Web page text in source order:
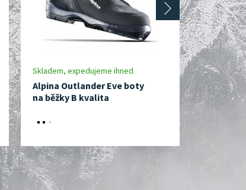
Skladem, expedujeme ihned
Alpina Outlander Eve boty
na běžky B kvalita
Do 3 dnů
Alpina
běžky 42
next